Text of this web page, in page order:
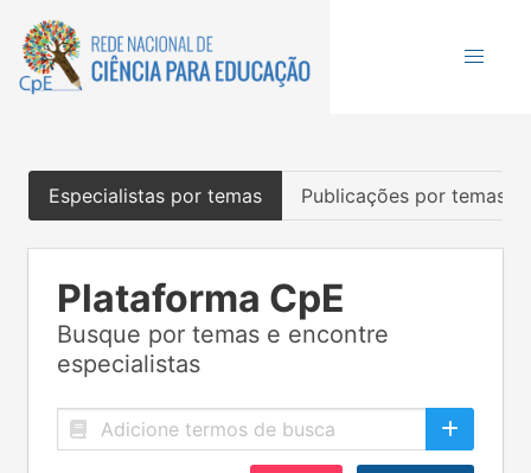
Especialistas por temas Publicações por temas
Plataforma CpE
Busque por temas e encontre
especialistas